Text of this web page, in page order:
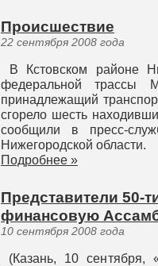
Происшествие
22 сентября 2008 года
В Кстовском районе
федеральной трассы
принадлежащий
сгорело шесть
сообщили в пресс-
Нижегородской области.
Подробнее »
Представители 50-
финансовую
10 сентября 2008 года
(Казань, 10 сентября,